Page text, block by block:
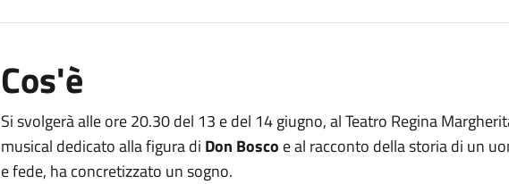
Cos'è
Si svolgerà alle ore 20.30 del 13 e del 14 giugno, al Teatro Regina
musical dedicato alla figura di Don Bosco e al racconto della storia di un
e fede, ha concretizzato un sogno.